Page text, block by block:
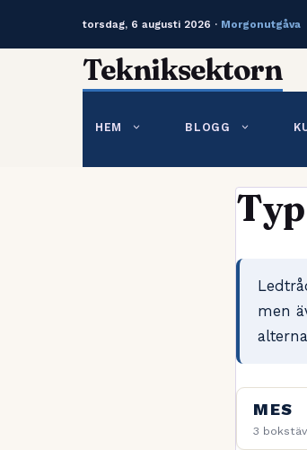
torsdag, 6 augusti 2026 · Morgonutgåva
Tekniksektorn
HEM BLOGG
men
MES
3